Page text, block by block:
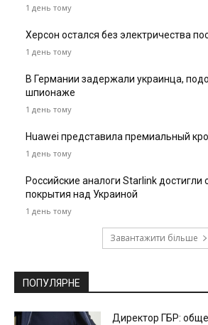
1 день тому
Херсон остался без электричества
1 день тому
В Германии задержали украинца,
шпионаже
1 день тому
Huawei представила премиальный
1 день тому
Российские аналоги Starlink достигли
покрытия над Украиной
1 день тому
Завантажити більше
ПОПУЛЯРНЕ
Директор ГБР: